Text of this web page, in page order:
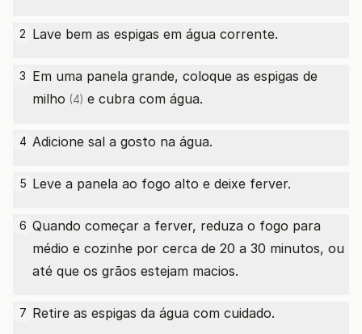
2 Lave bem as espigas em água corrente.
3 Em uma panela grande, coloque as espigas de
milho (4) e cubra com água.
4 Adicione sal a gosto na água.
5 Leve a panela ao fogo alto e deixe ferver.
6 Quando começar a ferver, reduza o fogo para
médio e cozinhe por cerca de 20 a 30 minutos, ou
até que os grãos estejam macios.
7 Retire as espigas da água com cuidado.